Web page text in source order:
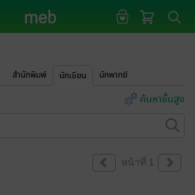
สำนักพิมพ์ นักเขียน นักพากย์
ค้นหาขั้นสูง
หน้าที่ 1